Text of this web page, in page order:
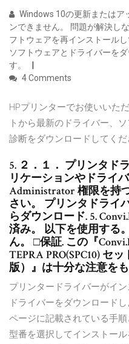
Windows 10の更新またはア
ンできません。 問題が解決し
フトウェアを再インストール
ソフトウェアとドライバーを
す。
4 Comments
HPプリンターでお使いいた
トから最新のドライバー、
診断をダウンロードしてくだ
5. ２．１． プリンタド
リケーションやドライ
Administrator 権限を持
さい。 プリンタドライ
らダウンロード. 5.
済み。 以下を使用する
ん。 □保証. この『
TEPRA PRO(SPC10) セ
版）』は十分な注意を
プリンタードライバーがイ
ドライバーをダウンロード
ページに記載されている手
型番を選択してインストー